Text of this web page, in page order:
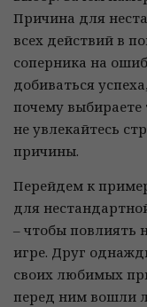
Причина для
всех действий в
соперника на
добиваться
почему
не увлекайтесь
причины.
Перейдем к
для
– чтобы повлиять
игре. Друг
своих любимых
перед ним вошли